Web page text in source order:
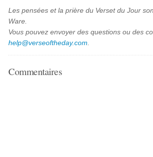
Les pensées et la prière du Verset du Jour
Ware.
Vous pouvez envoyer des questions ou des
help@verseoftheday.com
Commentaires